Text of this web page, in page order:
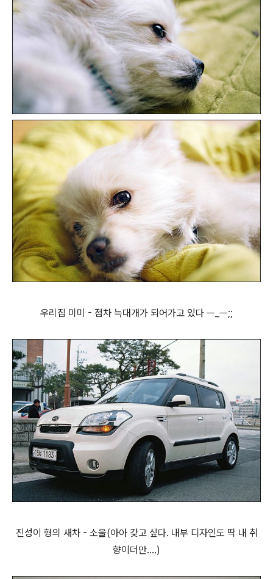
우리집 미미 - 점차 늑대개가 되어가고 있다 ㅡ_ㅡ;;
진성이 형의 새차 - 소울(아아 갖고 싶다. 내부 디자인도 딱 내 취
향이더만....)